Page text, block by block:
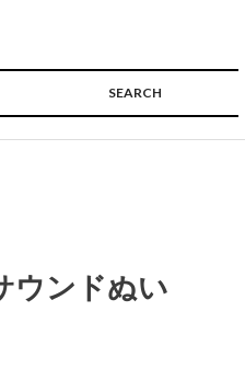
SEARCH
ウンドぬい